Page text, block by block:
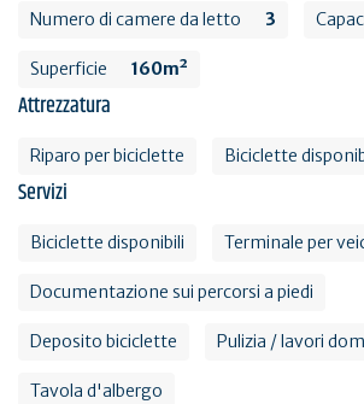
Numero di camere da letto 3
Superficie 160m²
Attrezzatura
Riparo per biciclette Biciclette
Servizi
Biciclette disponibili Terminale per
Documentazione sui percorsi a piedi
Deposito biciclette Pulizia / lavori
Tavola d'albergo